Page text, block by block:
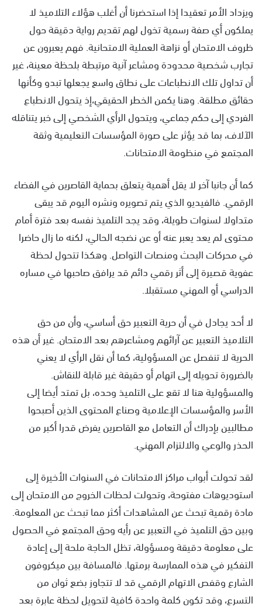
ويزداد الأمر تعقيدا إذا استحضرنا أن أغلب هؤلاء التلاميذ لا
يملكون أي صفة رسمية تخول لهم تقديم رواية دقيقة حول
ظروف الامتحان أو نزاهة العملية الامتحانية. فهم يعبرون عن
تجارب شخصية محدودة ومشاعر آنية مرتبطة بلحظة معينة، غير
أن تداول تلك الانطباعات على نطاق واسع يجعلها تبدو وكأنها
حقائق مطلقة. وهنا يكمن الخطر الحقيقي،إذ يتحول الانطباع
الفردي إلى حكم جماعي، ويتحول الرأي الشخصي إلى خبر يتناقله
الآلاف، بما قد يؤثر على صورة المؤسسات التعليمية وثقة
المجتمع في منظومة الامتحانات.
كما أن جانبا آخر لا يقل أهمية يتعلق بحماية القاصرين في الفضاء
الرقمي. فالفيديو الذي يتم تصويره ونشره اليوم قد يبقى
متداولا لسنوات طويلة، وقد يجد التلميذ نفسه بعد فترة أمام
محتوى لم يعد يعبر عنه أو عن نضجه الحالي، لكنه ما زال حاضرا
في محركات البحث ومنصات التواصل. وهكذا تتحول لحظة
عفوية قصيرة إلى أثر رقمي دائم قد يرافق صاحبها في مساره
الدراسي أو المهني مستقبلا.
لا أحد يجادل في أن حرية التعبير حق أساسي، وأن من حق
التلاميذ التعبير عن آرائهم ومشاعرهم بعد الامتحان. غير أن هذه
الحرية لا تنفصل عن المسؤولية، كما أن نقل الرأي لا يعني
بالضرورة تحويله إلى اتهام أو حقيقة غير قابلة للنقاش.
والمسؤولية هنا لا تقع على التلميذ وحده، بل تمتد أيضا إلى
الأسر والمؤسسات الإعلامية وصناع المحتوى الذين أصبحوا
مطالبين بإدراك أن التعامل مع القاصرين يفرض قدرا أكبر من
الحذر والوعي والالتزام المهني.
لقد تحولت أبواب مراكز الامتحانات في السنوات الأخيرة إلى
استوديوهات مفتوحة، وتحولت لحظات الخروج من الامتحان إلى
مادة رقمية تبحث عن المشاهدات أكثر مما تبحث عن المعلومة.
وبين حق التلميذ في التعبير عن رأيه وحق المجتمع في الحصول
على معلومة دقيقة ومسؤولة، تظل الحاجة ملحة إلى إعادة
التفكير في هذه الممارسة برمتها. فالمسافة بين ميكروفون
الشارع وقفص الاتهام الرقمي قد لا تتجاوز بضع ثوان من
التسرع، وقد تكون كلمة واحدة كافية لتحويل لحظة عابرة بعد